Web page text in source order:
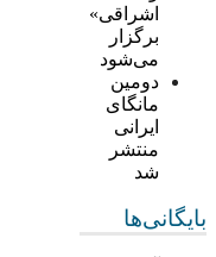
اشراقی»
برگزار
می‌شود
دومین
مانگای
ایرانی
منتشر
شد
بایگانی‌ها